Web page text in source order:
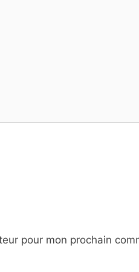
pour mon prochain